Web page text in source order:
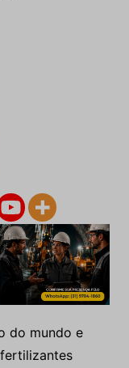
do mundo e